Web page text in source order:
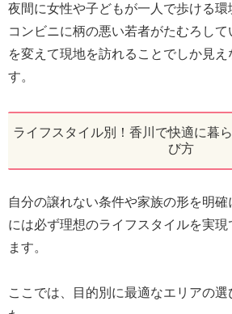
夜間に女性や子どもが一人で歩ける
コンビニに柄の悪い若者がたむろし
を変えて現地を訪れることでしか見え
す。
ライフスタイル別！香川で快適に暮
び方
自分の譲れない条件や家族の形を明
には必ず理想のライフスタイルを実現
ます。
ここでは、目的別に最適なエリアの選